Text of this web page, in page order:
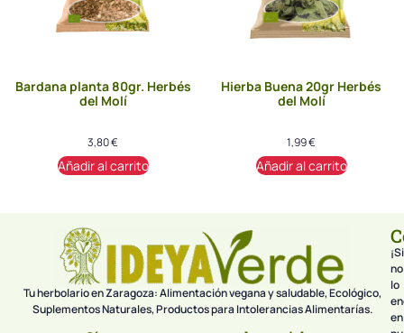
Bardana planta 80gr. Herbés
del Molí
3,80€
Añadir al carrito
Hierba Buena 20gr Herbés
del Molí
1,99€
Añadir al carrito
Tu herbolario en Zaragoza: Alimentación vegana y saludable, Ecológico,
Suplementos Naturales, Productos para Intolerancias Alimentarías.
¡Si
no
lo
en